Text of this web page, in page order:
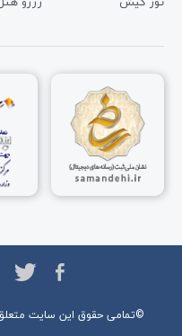
©تمامی حقوق این سایت